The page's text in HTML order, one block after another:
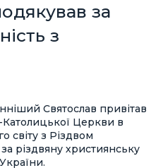
за
з
Святослав привітав
Католицької Церкви в
світу з Різдвом
різдвяну християнську